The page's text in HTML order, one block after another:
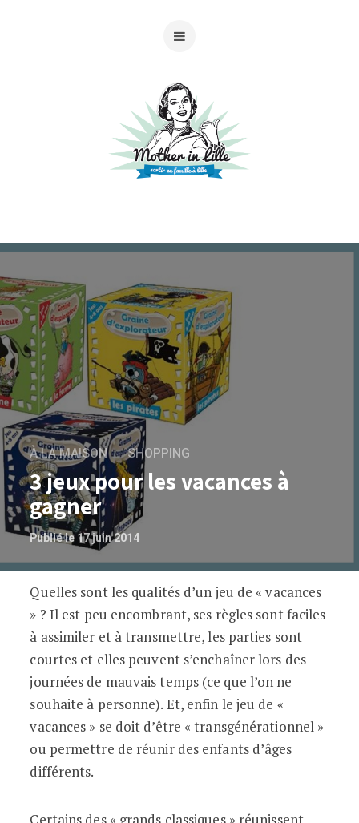
À LA MAISON SHOPPING
3 jeux pour les vacances à
gagner
Publié le 17 juin 2014
3 jeux pour les vacances à gagner
Quelles sont les qualités d’un jeu de « vacances
» ? Il est peu encombrant, ses règles sont faciles
à assimiler et à transmettre, les parties sont
courtes et elles peuvent s’enchaîner lors des
journées de mauvais temps (ce que l’on ne
souhaite à personne). Et, enfin le jeu de «
vacances » se doit d’être « transgénérationnel »
ou permettre de réunir des enfants d’âges
différents.